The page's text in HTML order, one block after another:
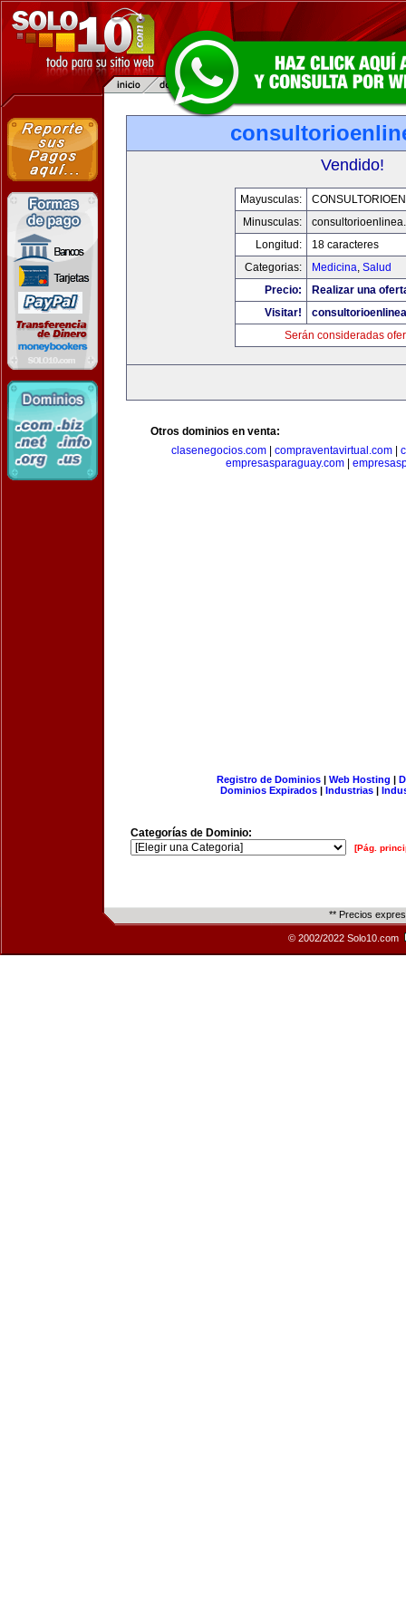
Vendido!
Mayusculas:
Minusculas:
Longitud:
18 caracteres
Categorias:
Medicina, Salud
Precio:
Realizar una
Visitar!
Serán consideradas
Otros dominios en venta:
clasenegocios.com| compraventavirtual.com|
empresasparaguay.com|
Registro de Dominios| Web Hosting |
Dominios Expirados | Industrias |
Categorías de Dominio:
[Pág.
** Precios
© 2002/2022 Solo10.com